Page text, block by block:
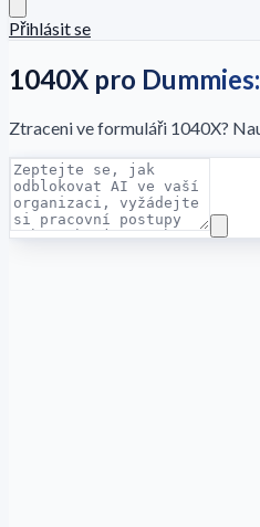
Přihlásit se
1040X pro
Ztraceni ve formuláři 1040X?